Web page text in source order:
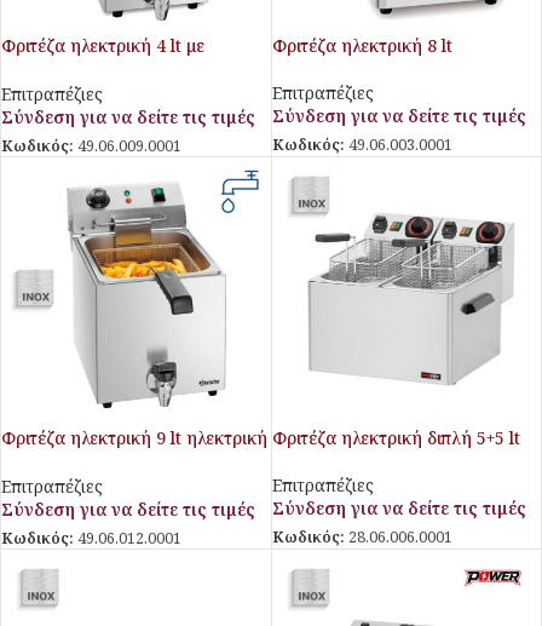
Φριτέζα ηλεκτρική 4 lt με
Επιτραπέζιες
Σύνδεση για να δείτε τις τιμές
Κωδικός: 49.06.009.0001
Φριτέζα ηλεκτρική 8 lt
Επιτραπέζιες
Σύνδεση για να δείτε τις τιμές
Κωδικός: 49.06.003.0001
Φριτέζα ηλεκτρική 9 lt ηλεκτρική
Επιτραπέζιες
Σύνδεση για να δείτε τις τιμές
Κωδικός: 49.06.012.0001
Φριτέζα ηλεκτρική διπλή 5+5 lt
Επιτραπέζιες
Σύνδεση για να δείτε τις τιμές
Κωδικός: 28.06.006.0001